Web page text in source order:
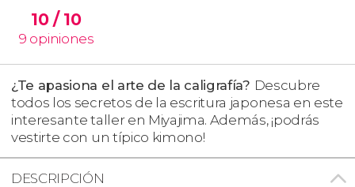
10 / 10
9 opiniones
¿Te apasiona el arte de la caligrafía? Descubre
todos los secretos de la escritura japonesa en este
interesante taller en Miyajima. Además, ¡podrás
vestirte con un típico kimono!
DESCRIPCIÓN